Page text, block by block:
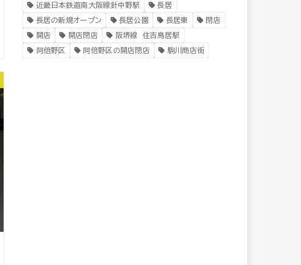
近畿日本鉄道南大阪線針中野駅 長居
長居の新規オープン 長居公園 長居東 閉店
開店 開店閉店 阪堺線 住吉鳥居駅
阿倍野区 阿倍野区の開店閉店 駒川商店街